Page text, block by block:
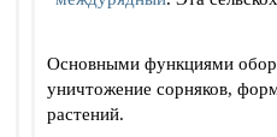
Основными функциями
уничтожение сорняков,
растений.